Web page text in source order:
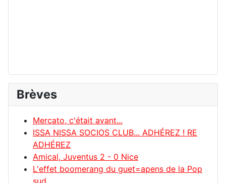
Brèves
Mercato, c'était avant...
ISSA NISSA SOCIOS CLUB... ADHÉREZ ! RE
ADHÉREZ
Amical, Juventus 2 - 0 Nice
L'effet boomerang du guet=apens de la Pop
sud